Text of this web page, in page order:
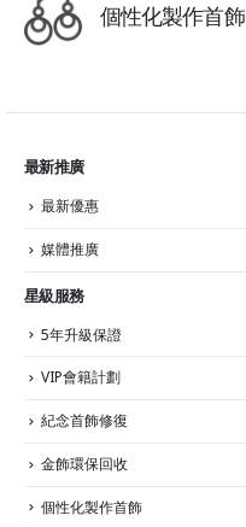
個性化製作首飾
最新推廣
最新優惠
媒體推廣
星級服務
5年升級保證
VIP會籍計劃
紀念首飾修復
金飾環保回收
個性化製作首飾